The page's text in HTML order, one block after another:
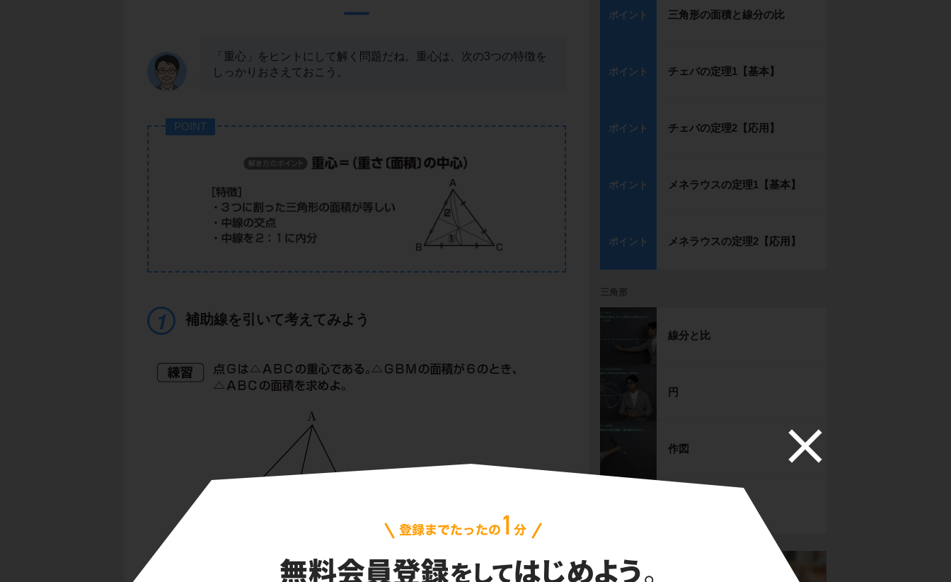
「重心」をヒントにして解く問題だね。重心は、次の3つの特徴を
しっかりおさえておこう。
POINT
補助線を引いて考えてみよう
ポイント 三角形の面積と線分の比
ポイント チェバの定理1【基本】
ポイント チェバの定理2【応用】
ポイント メネラウスの定理1【基本】
ポイント メネラウスの定理2【応用】
三角形
線分と比
円
作図